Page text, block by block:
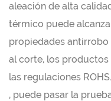
aleación de alta
térmico puede
propiedades
al corte, los
las regulaciones
, puede pasar la